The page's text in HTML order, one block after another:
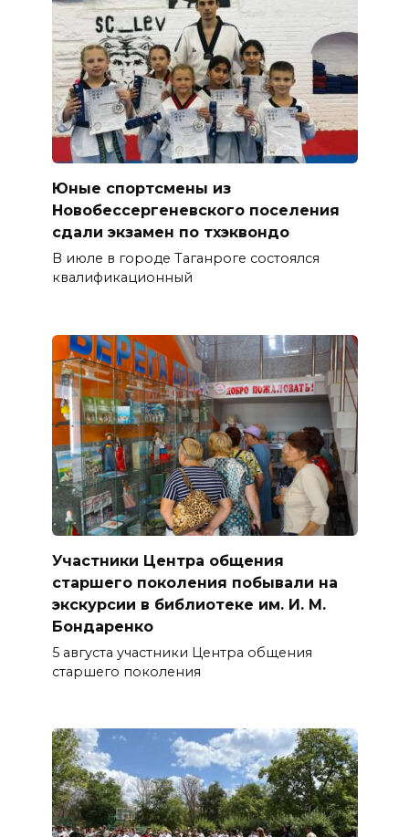
Юные спортсмены из
Новобессергеневского поселения
сдали экзамен по тхэквондо
В июле в городе Таганроге состоялся
квалификационный
Участники Центра общения
старшего поколения побывали на
экскурсии в библиотеке им. И. М.
Бондаренко
5 августа участники Центра общения
старшего поколения